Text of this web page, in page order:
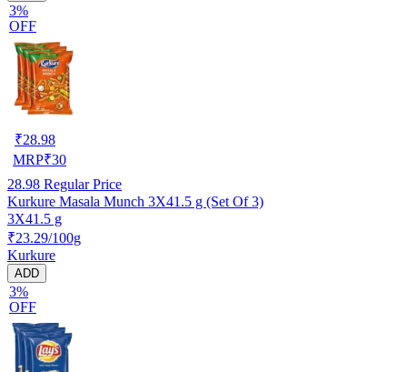
3%
OFF
₹28.98
MRP₹30
28.98 Regular Price
Kurkure Masala Munch 3X41.5 g (Set Of 3)
3X41.5 g
₹23.29/100g
Kurkure
ADD
3%
OFF